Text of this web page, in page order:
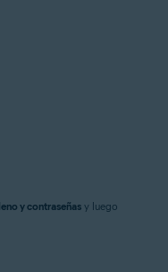
y contraseñas y luego